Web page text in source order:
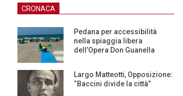
CRONACA
Pedana per accessibilità
nella spiaggia libera
dell’Opera Don Guanella
Largo Matteotti, Opposizione:
“Baccini divide la città”